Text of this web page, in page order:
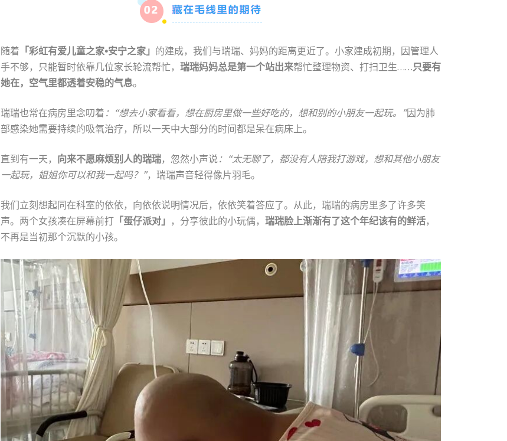
随着 「彩虹有爱儿童之家•安宁之家」 的建成，我们与瑞瑞、妈妈的距离更近了。小家建成初期，因管理人
手不够，只能暂时依靠几位家长轮流帮忙， 瑞瑞妈妈总是第一个站出来帮忙整理物资、打扫卫生……只要有
她在，空气里都透着安稳的气息。
瑞瑞也常在病房里念叨着 ：“想去小家看看，想在厨房里做一些好吃的，想和别的小朋友一起玩。”因为肺
部感染她需要持续的吸氧治疗，所以一天中大部分的时间都是呆在病床上。
直到有一天， 向来不愿麻烦别人的瑞瑞，忽然小声说 ：“太无聊了，都没有人陪我打游戏，想和其他小朋友
一起玩，姐姐你可以和我一起吗？”，瑞瑞声音轻得像片羽毛。
我们立刻想起同在科室的依依，向依依说明情况后，依依笑着答应了。从此，瑞瑞的病房里多了许多笑
声。两个女孩凑在屏幕前打「蛋仔派对」 ，分享彼此的小玩偶， 瑞瑞脸上渐渐有了这个年纪该有的鲜活，
不再是当初那个沉默的小孩。